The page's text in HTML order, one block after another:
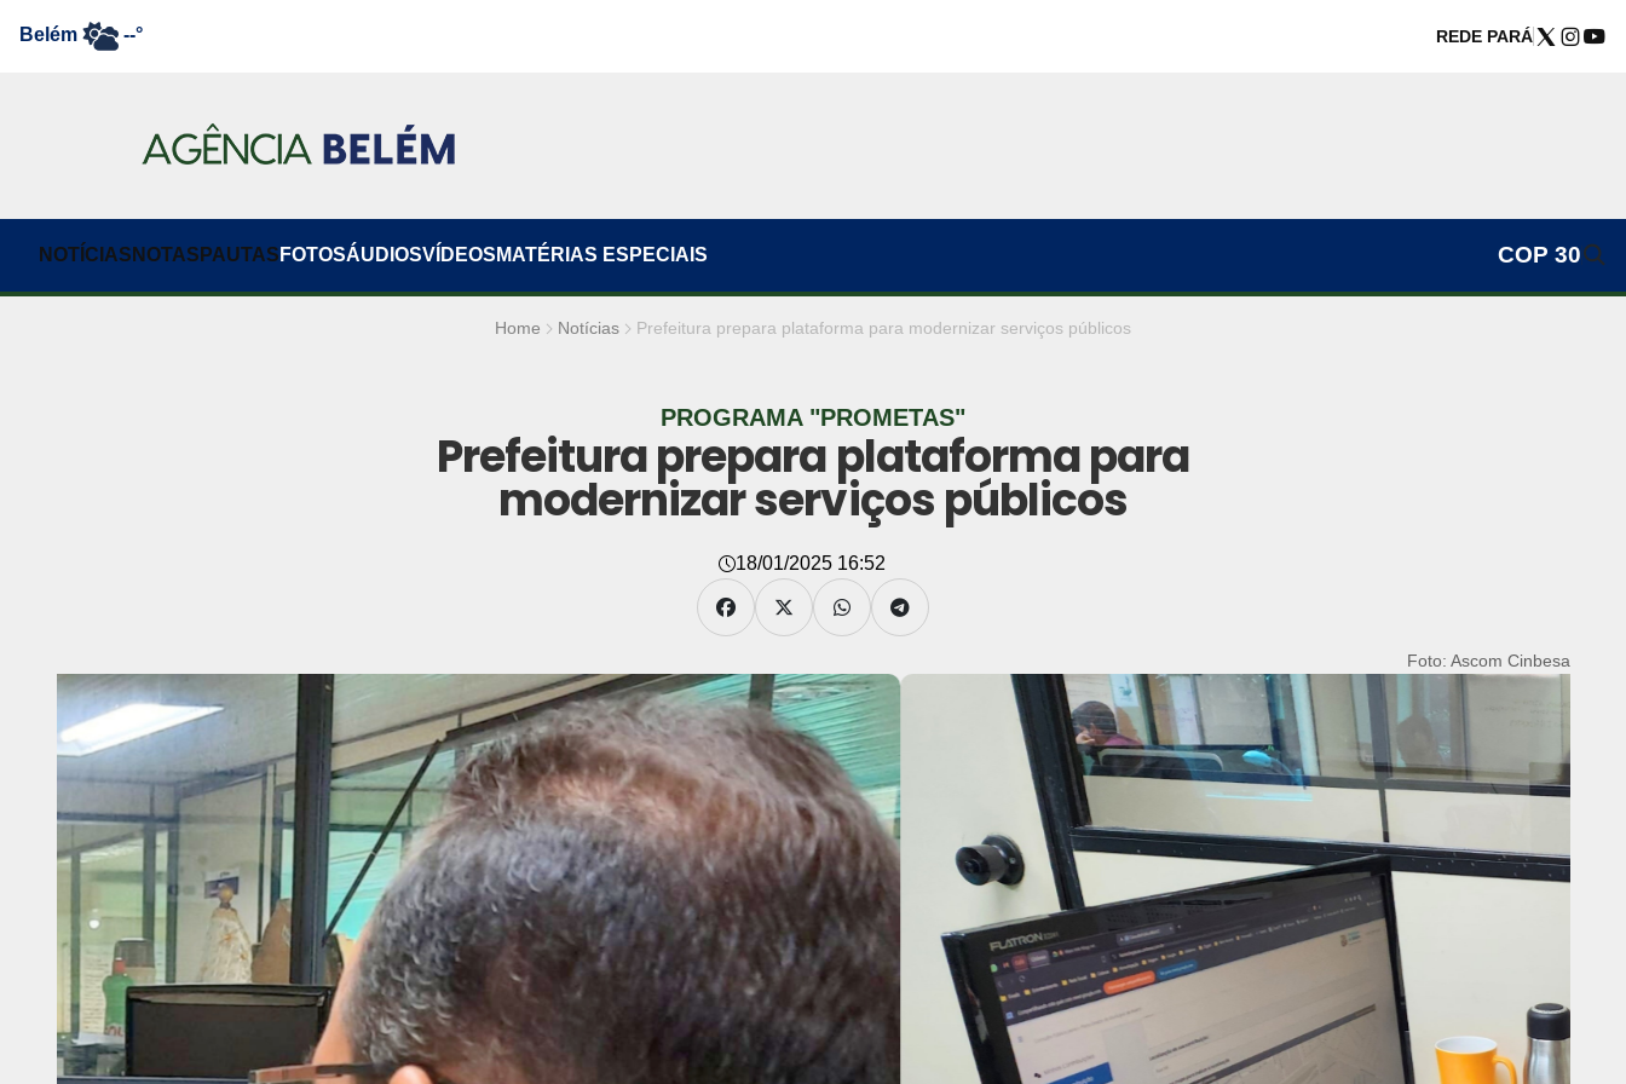
Belém --° REDE PARÁ
NOTÍCIAS NOTAS PAUTAS FOTOSÁUDIOSVÍDEOS MATÉRIAS ESPECIAIS COP 30
Home Notícias Prefeitura prepara plataforma para modernizar serviços públicos
PROGRAMA "PROMETAS"
Prefeitura prepara plataforma para
modernizar serviços públicos
18/01/2025 16:52
Foto: Ascom Cinbesa